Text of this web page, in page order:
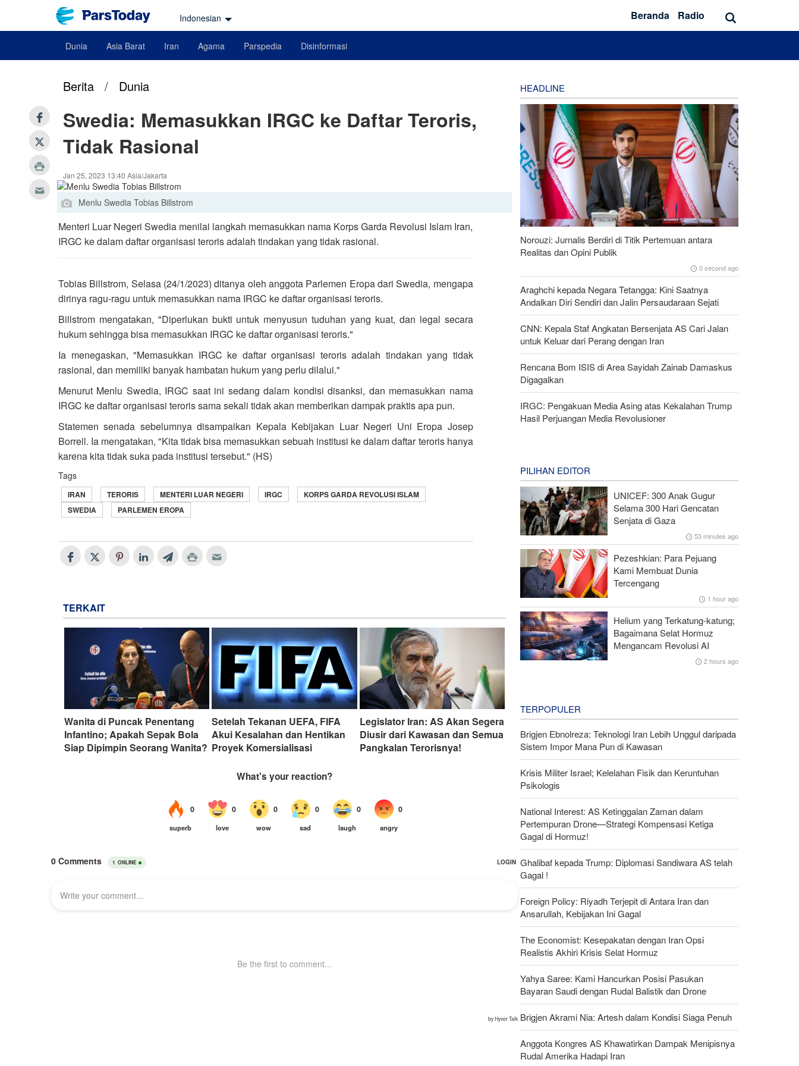
Indonesian Beranda Radio
Dunia Asia Barat Iran Agama Parspedia Disinformasi
Berita / Dunia
Swedia: Memasukkan IRGC ke Daftar Teroris,
Tidak Rasional
Jan 25, 2023 13:40 Asia/Jakarta
Menlu Swedia Tobias Billstrom
Menteri Luar Negeri Swedia menilai langkah memasukkan nama Korps Garda Revolusi Islam Iran,
IRGC ke dalam daftar organisasi teroris adalah tindakan yang tidak rasional.
Tobias Billstrom, Selasa (24/1/2023) ditanya oleh anggota Parlemen Eropa dari Swedia, mengapa
dirinya ragu-ragu untuk memasukkan nama IRGC ke daftar organisasi teroris.
Billstrom mengatakan, "Diperlukan bukti untuk menyusun tuduhan yang kuat, dan legal secara
hukum sehingga bisa memasukkan IRGC ke daftar organisasi teroris."
Ia menegaskan, "Memasukkan IRGC ke daftar organisasi teroris adalah tindakan yang tidak
rasional, dan memiliki banyak hambatan hukum yang perlu dilalui."
Menurut Menlu Swedia, IRGC saat ini sedang dalam kondisi disanksi, dan memasukkan nama
IRGC ke daftar organisasi teroris sama sekali tidak akan memberikan dampak praktis apa pun.
Statemen senada sebelumnya disampaikan Kepala Kebijakan Luar Negeri Uni Eropa Josep
Borrell. Ia mengatakan, "Kita tidak bisa memasukkan sebuah institusi ke dalam daftar teroris hanya
karena kita tidak suka pada institusi tersebut." (HS)
Tags
IRAN TERORIS MENTERI LUAR NEGERI IRGC
KORPS GARDA REVOLUSI ISLAM
SWEDIA
PARLEMEN EROPA
TERKAIT
Wanita di Puncak Penentang
Infantino; Apakah Sepak Bola
Siap Dipimpin Seorang Wanita?
Setelah Tekanan UEFA, FIFA
Akui Kesalahan dan Hentikan
Proyek Komersialisasi
Legislator Iran: AS Akan Segera
Diusir dari Kawasan dan Semua
Pangkalan Terorisnya!
HEADLINE
Norouzi: Jurnalis Berdiri di Titik Pertemuan antara
Realitas dan Opini Publik
0 second ago
Araghchi kepada Negara Tetangga: Kini Saatnya
Andalkan Diri Sendiri dan Jalin Persaudaraan Sejati
CNN: Kepala Staf Angkatan Bersenjata AS Cari Jalan
untuk Keluar dari Perang dengan Iran
Rencana Bom ISIS di Area Sayidah Zainab Damaskus
Digagalkan
IRGC: Pengakuan Media Asing atas Kekalahan Trump
Hasil Perjuangan Media Revolusioner
PILIHAN EDITOR
UNICEF: 300 Anak Gugur
Selama 300 Hari Gencatan
Senjata di Gaza
53 minutes ago
Pezeshkian: Para Pejuang
Kami Membuat Dunia
Tercengang
1 hour ago
Helium yang Terkatung-katung;
Bagaimana Selat Hormuz
Mengancam Revolusi AI
2 hours ago
TERPOPULER
Brigjen Ebnolreza: Teknologi Iran Lebih Unggul daripada
Sistem Impor Mana Pun di Kawasan
Krisis Militer Israel; Kelelahan Fisik dan Keruntuhan
Psikologis
National Interest: AS Ketinggalan Zaman dalam
Pertempuran Drone—Strategi Kompensasi Ketiga
Gagal di Hormuz!
Ghalibaf kepada Trump: Diplomasi Sandiwara AS telah
Gagal !
Foreign Policy: Riyadh Terjepit di Antara Iran dan
Ansarullah, Kebijakan Ini Gagal
The Economist: Kesepakatan dengan Iran Opsi
Realistis Akhiri Krisis Selat Hormuz
Yahya Saree: Kami Hancurkan Posisi Pasukan
Bayaran Saudi dengan Rudal Balistik dan Drone
Brigjen Akrami Nia: Artesh dalam Kondisi Siaga Penuh
Anggota Kongres AS Khawatirkan Dampak Menipisnya
Rudal Amerika Hadapi Iran